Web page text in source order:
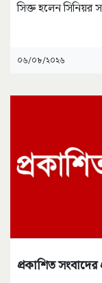
সিক্ত হলেন সিনিয়র
০৬/০৮/২০২৬
প্রকাশিত সংবাদের